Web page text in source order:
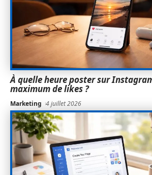
À quelle heure poster sur
maximum de likes ?
Marketing 4 juillet 2026